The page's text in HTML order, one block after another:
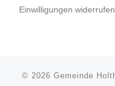
Einwilligungen widerrufen
© 2026 Gemeinde